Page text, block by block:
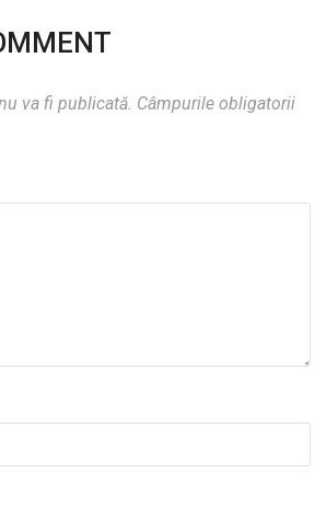
va fi publicată. Câmpurile obligatorii